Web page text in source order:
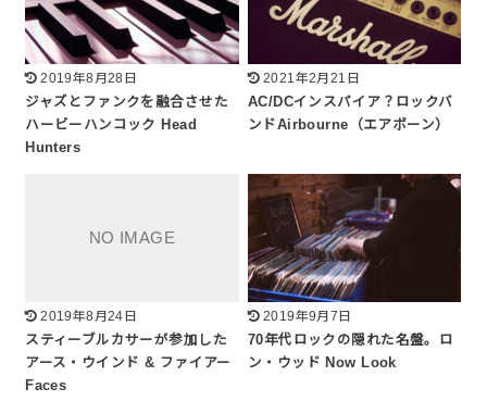
2019年8月28日
ジャズとファンクを融合させた
ハービーハンコック Head
Hunters
2021年2月21日
AC/DCインスパイア？ロックバ
ンドAirbourne（エアボーン）
2019年8月24日
スティーブルカサーが参加した
アース・ウインド & ファイアー
Faces
2019年9月7日
70年代ロックの隠れた名盤。ロ
ン・ウッド Now Look